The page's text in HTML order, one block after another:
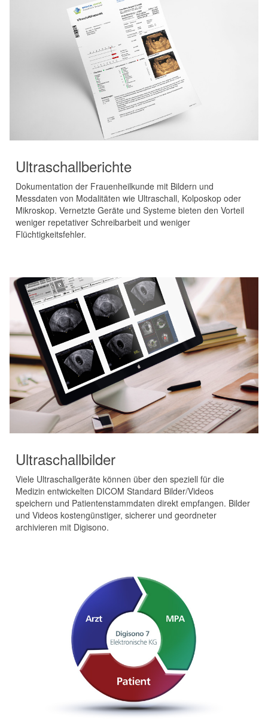
Ultraschallberichte
Dokumentation der Frauenheilkunde mit Bildern und
Messdaten von Modalitäten wie Ultraschall, Kolposkop oder
Mikroskop. Vernetzte Geräte und Systeme bieten den Vorteil
weniger repetativer Schreibarbeit und weniger
Flüchtigkeitsfehler.
Ultraschallbilder
Viele Ultraschallgeräte können über den speziell für die
Medizin entwickelten DICOM Standard Bilder/Videos
speichern und Patientenstammdaten direkt empfangen. Bilder
und Videos kostengünstiger, sicherer und geordneter
archivieren mit Digisono.